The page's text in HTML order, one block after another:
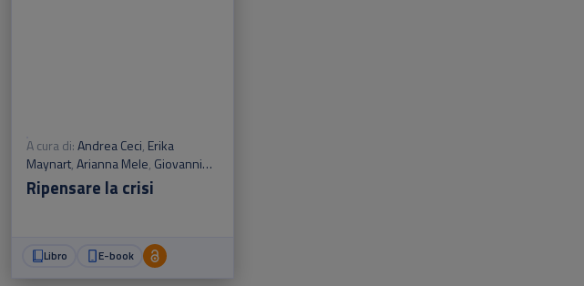
A cura di:Andrea Ceci, Erika
Maynart,Arianna Mele, Giovanni
Mennillo,Loris Motta,Paride
Parravano,Giulia Petruzzi
Ripensare la crisi
Libro E-book